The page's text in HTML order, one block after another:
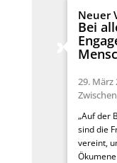
Neuer
Bei
29. März
„Auf der
sind die
vereint,